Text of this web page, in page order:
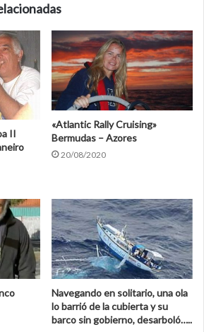
II
«Atlantic Rally Cruising»
Bermudas – Azores
20/08/2020
Navegando en solitario, una ola
lo barrió de la cubierta y su
barco sin gobierno, desarboló…..